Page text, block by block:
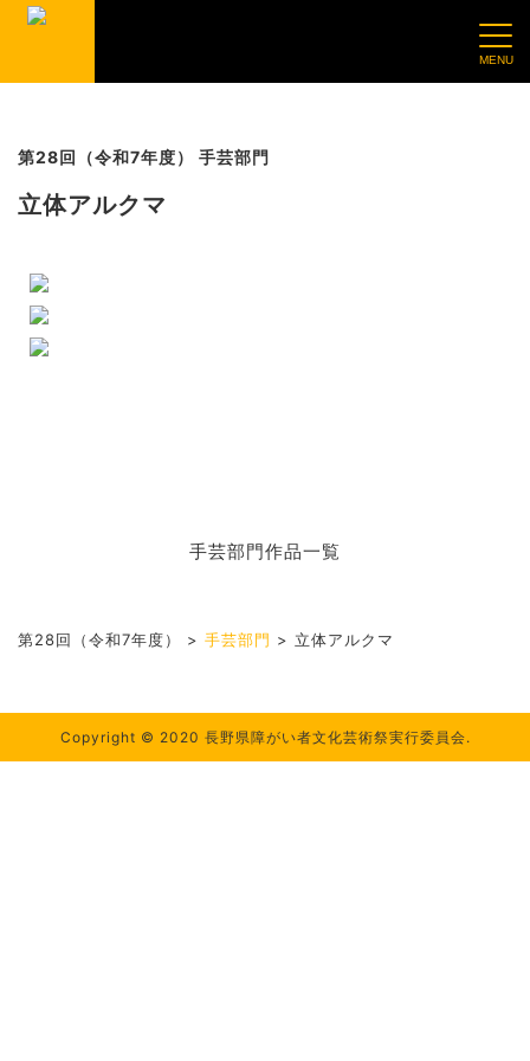
第28回（令和7年度） 手芸部門
立体アルクマ
手芸部門作品一覧
第28回（令和7年度） > 手芸部門 > 立体アルクマ
Copyright © 2020 長野県障がい者文化芸術祭実行委員会.